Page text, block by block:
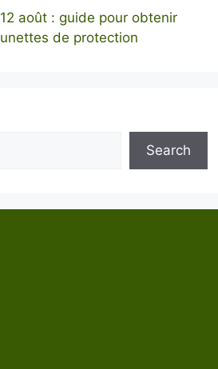
août : guide pour obtenir
de protection
Search